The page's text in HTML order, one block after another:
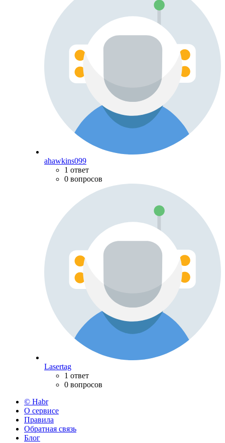
ahawkins099
1 ответ
0 вопросов
Lasertag
1 ответ
0 вопросов
© Habr
О сервисе
Правила
Обратная связь
Блог